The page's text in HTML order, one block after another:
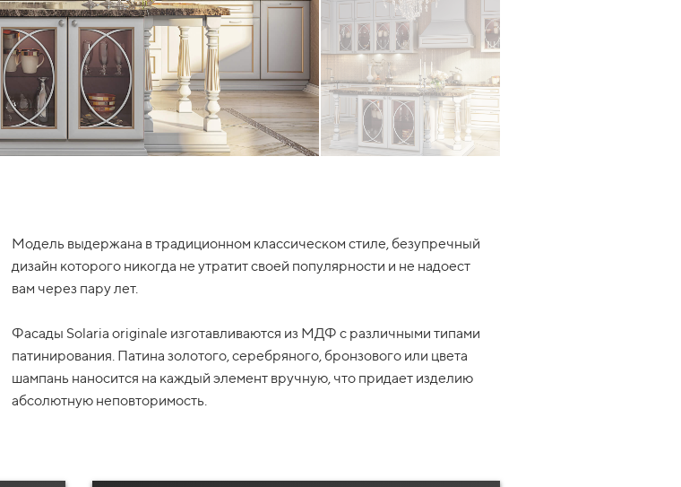
Модель выдержана в традиционном классическом стиле, безупречный
дизайн которого никогда не утратит своей популярности и не надоест
вам через пару лет.
Фасады Solaria originale изготавливаются из МДФ с различными типами
патинирования. Патина золотого, серебряного, бронзового или цвета
шампань наносится на каждый элемент вручную, что придает изделию
абсолютную неповторимость.